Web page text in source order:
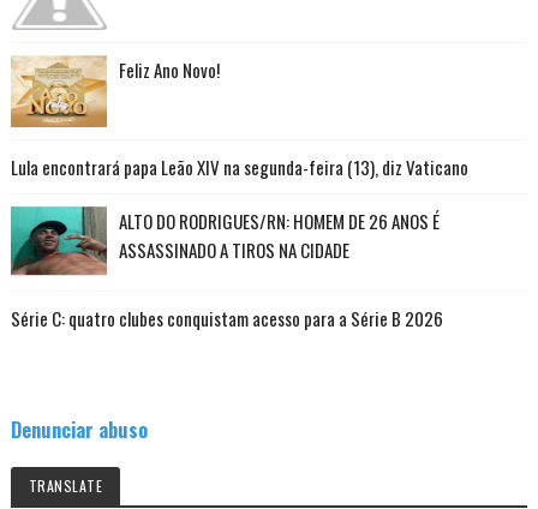
Feliz Ano Novo!
Lula encontrará papa Leão XIV na segunda-feira (13), diz Vaticano
ALTO DO RODRIGUES/RN: HOMEM DE 26 ANOS É
ASSASSINADO A TIROS NA CIDADE
Série C: quatro clubes conquistam acesso para a Série B 2026
Denunciar abuso
TRANSLATE